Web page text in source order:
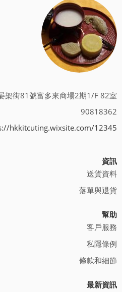
架街81號富多來商場2期1/F 82室
90818362
hkkitcuting.wixsite.com/12345
資訊
送貨資料
落單與退貨
幫助
客戶服務
私隱條例
條款和細節
最新資訊